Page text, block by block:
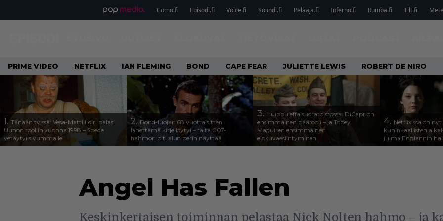
Como.fi Episodi.fi Voice.fi Soundi.fi Pelaaja.fi Inferno.fi Rumba.fi Tilt.fi
PRIME VIDEO NETFLIX IAN FLEMING BOND CAPE FEAR JULIETTE LEWIS ROBERT DE NIRO
1. Tänään tv:ssä: Vesa-Matti Loiri palasi
Uunon rooliin vuonna 1998 – Spede
vetäytyi sivummalle
2.Bond-luojan 68 vuotta sitten
lähettämä kirje löytyi – tältä 007-
hahmon piti alun perin näyttää
3. Huippuleffa suoratoistossa: DiCaprion
ensimmäinen päärooli – ja Tobey
Maguiren ensimmäinen
elokuvaesiintyminen
4. Netflixissä on
kuninkaallisten
julma Englannin
Angel Has Fallen
Keskinkertaisen toiminnan pelastaa Nick Nolten hahmo – ja